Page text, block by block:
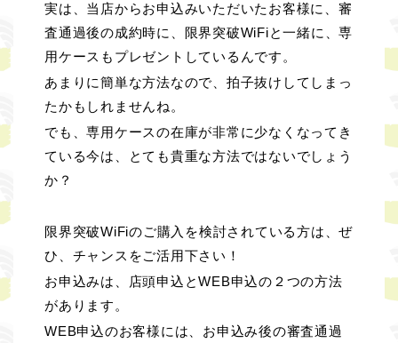
実は、当店からお申込みいただいたお客様に、審
査通過後の成約時に、限界突破WiFiと一緒に、専
用ケースもプレゼントしているんです。
あまりに簡単な方法なので、拍子抜けしてしまっ
たかもしれませんね。
でも、専用ケースの在庫が非常に少なくなってき
ている今は、とても貴重な方法ではないでしょう
か？
限界突破WiFiのご購入を検討されている方は、ぜ
ひ、チャンスをご活用下さい！
お申込みは、店頭申込とWEB申込の２つの方法
があります。
WEB申込のお客様には、お申込み後の審査通過